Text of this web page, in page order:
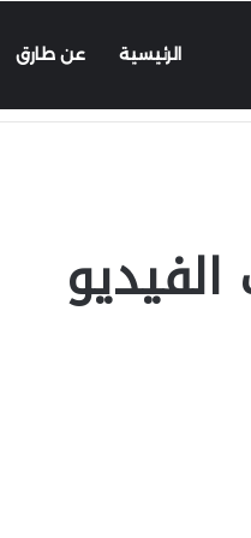
الرئيسية عن طارق
الفيديو